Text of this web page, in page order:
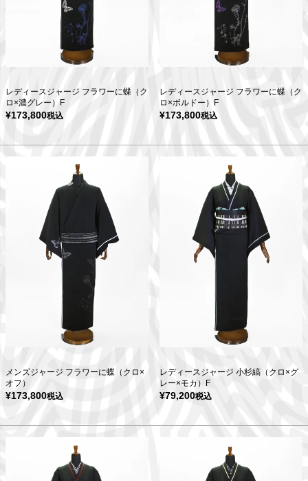
レディースジャージ フラワーに蝶（ク
ロ×濃グレー）F
¥173,800税込
レディースジャージ フラワーに蝶（ク
ロ×ボルドー）F
¥173,800税込
メンズジャージ フラワーに蝶（クロ×
オフ）
¥173,800税込
レディースジャージ 小杉縞（クロ×グ
レー×モカ）F
¥79,200税込